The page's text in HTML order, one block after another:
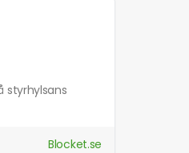
styrhylsans
Blocket.se